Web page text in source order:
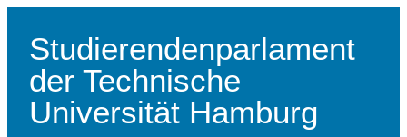
Skip
contentStudierendenparlament
der Technische
Universität Hamburg